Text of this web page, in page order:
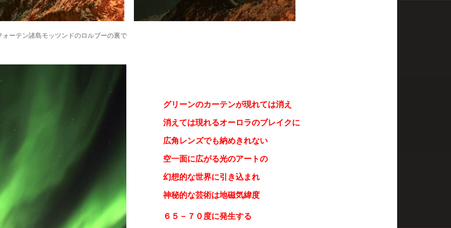
ォーテン諸島モッツンドのロルブーの裏で
グリーンのカーテンが現れては消え
消えては現れるオーロラのブレイクに
広角レンズでも納めきれない
空一面に広がる光のアートの
幻想的な世界に引き込まれ
神秘的な芸術は地磁気緯度
６５－７０度に発生する